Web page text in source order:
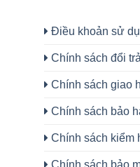
Điều khoản sử
Chính sách đổi trả
Chính sách giao
Chính sách bảo
Chính sách kiểm